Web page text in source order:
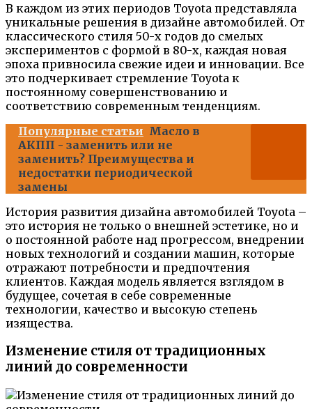
В каждом из этих периодов Toyota представляла
уникальные решения в дизайне автомобилей. От
классического стиля 50-х годов до смелых
экспериментов с формой в 80-х, каждая новая
эпоха привносила свежие идеи и инновации. Все
это подчеркивает стремление Toyota к
постоянному совершенствованию и
соответствию современным тенденциям.
Популярные статьи Масло в
АКПП - заменить или не
заменить? Преимущества и
недостатки периодической
замены
История развития дизайна автомобилей Toyota –
это история не только о внешней эстетике, но и
о постоянной работе над прогрессом, внедрении
новых технологий и создании машин, которые
отражают потребности и предпочтения
клиентов. Каждая модель является взглядом в
будущее, сочетая в себе современные
технологии, качество и высокую степень
изящества.
Изменение стиля от традиционных
линий до современности